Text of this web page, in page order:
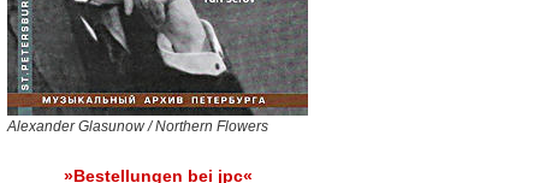
Alexander Glasunow / Northern Flowers
»Bestellungen bei jpc«